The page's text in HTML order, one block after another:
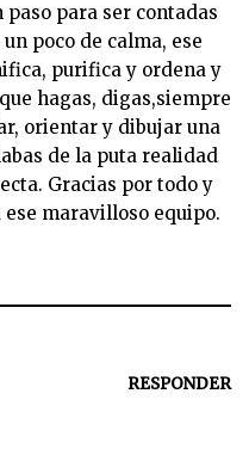
paso para ser contadas
poco de calma, ese
purifica y ordena y
hagas, digas,siempre
orientar y dibujar una
de la puta realidad
Gracias por todo y
maravilloso equipo.
RESPONDER